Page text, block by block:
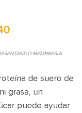
MEMBRESIA
de suero de
grasa, un
puede ayudar